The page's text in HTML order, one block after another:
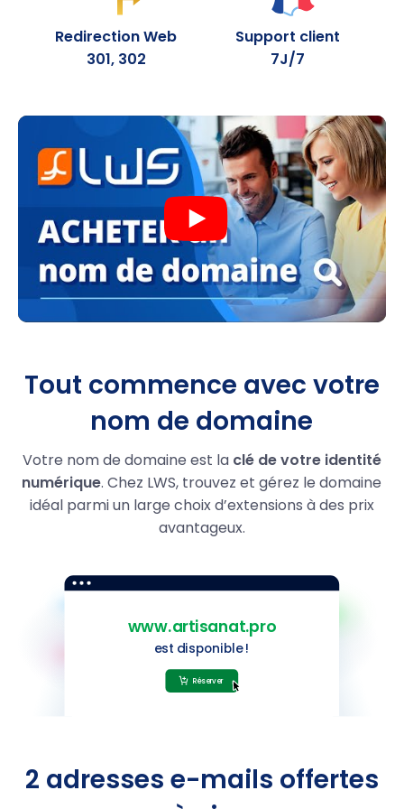
.fun
30.99
0,99 €
.pics
27.99
.mom
29.99 1,99 €
.monster
14.59 1,99 €
.quest
14.59 1,99 €
.beauty
14.59
1,99 €
.hair
14.59 1,99 €
.makeup
14.59
1,99 €
.autos
14.59 1,99 €
1,99 €
.photo
29,99 €
Redirection Web
301, 302
Support client
7J/7
Tout commence avec votre
nom de domaine
Votre nom de domaine est la clé de votre identité
numérique. Chez LWS, trouvez et gérez le domaine
idéal parmi un large choix d’extensions à des prix
avantageux.
2 adresses e-mails offertes